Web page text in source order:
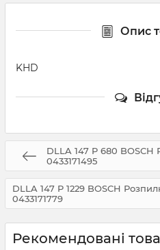
Опис
KHD
DLLA 147 P 680
0433171495
DLLA 147 P 1229 BOSCH
0433171779
Рекомендовані